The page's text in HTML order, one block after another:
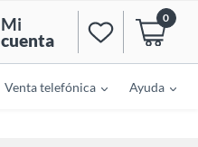
Mi
cuenta
0
Venta telefónica Ayuda